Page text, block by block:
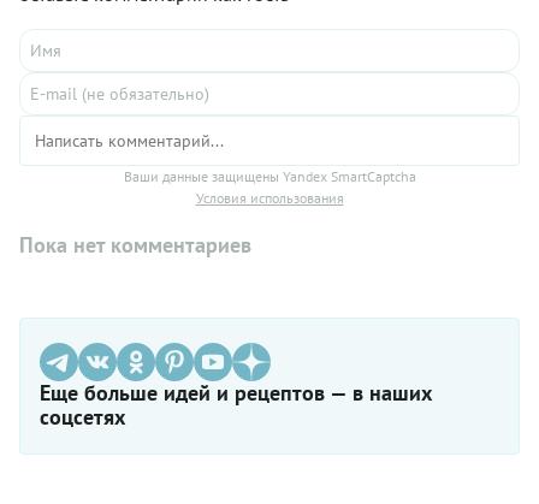
В общем, бисквитный кулич — это идеальный вариант, если
мало времени на приготовление и хочется нежный десерт, а
не плотную сдобу.
Ваши данные защищены Yandex SmartCaptcha
Условия использования
Пока нет комментариев
Еще больше идей и рецептов — в наших
соцсетях